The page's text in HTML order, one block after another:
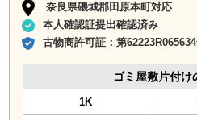
奈良県磯城郡田原本町対応
本人確認証提出確認済み
古物商許可証：第
ゴミ屋敷片付け
1K